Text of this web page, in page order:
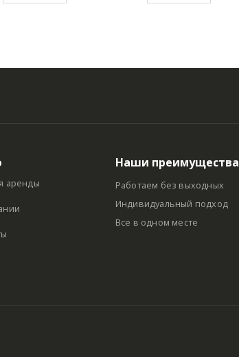
аренды
Наши преимущества
Работаем без выходных
Индивидуальный подход
Все в одном месте